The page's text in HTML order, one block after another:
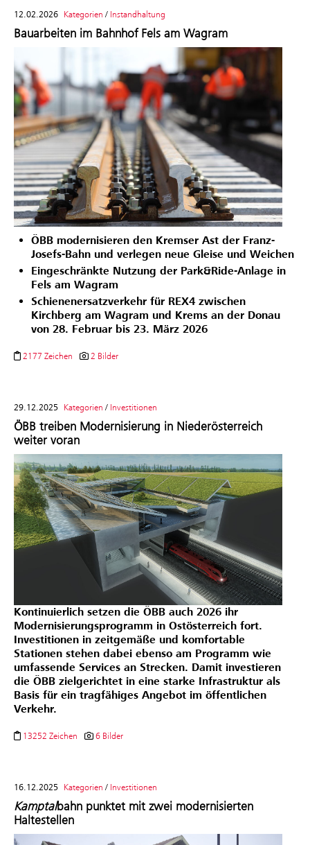
12.02.2026 Kategorien / Instandhaltung
Bauarbeiten im Bahnhof Fels am Wagram
ÖBB modernisieren den Kremser Ast der Franz-
Josefs-Bahn und verlegen neue Gleise und Weichen
Eingeschränkte Nutzung der Park&Ride-Anlage in
Fels am Wagram
Schienenersatzverkehr für REX4 zwischen
Kirchberg am Wagram und Krems an der Donau
von 28. Februar bis 23. März 2026
2177 Zeichen 2 Bilder
29.12.2025 Kategorien / Investitionen
ÖBB treiben Modernisierung in Niederösterreich
weiter voran
Kontinuierlich setzen die ÖBB auch 2026 ihr
Modernisierungsprogramm in Ostösterreich fort.
Investitionen in zeitgemäße und komfortable
Stationen stehen dabei ebenso am Programm wie
umfassende Services an Strecken. Damit investieren
die ÖBB zielgerichtet in eine starke Infrastruktur als
Basis für ein tragfähiges Angebot im öffentlichen
Verkehr.
13252 Zeichen 6 Bilder
16.12.2025 Kategorien / Investitionen
Kamptalbahn punktet mit zwei modernisierten
Haltestellen